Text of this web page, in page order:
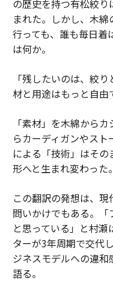
の歴史を持つ有松絞
まれた。しかし、木
行っても、誰も毎日着
は何か。
「残したいのは、絞
材と用途はもっと自由
「素材」を木綿から
らカーディガンやス
による「技術」はそ
形へと生まれ変わった。
この翻訳の発想は、
問いかけでもある。
と思っている」と村
ターが3年周期で交代
ジネスモデルへの違
語る。